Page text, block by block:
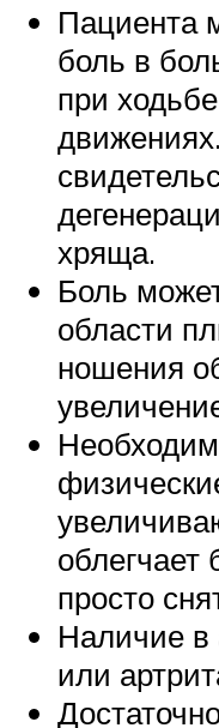
Пациента
боль в
при
хряща.
Боль
области
ношения
просто
Наличие в
или